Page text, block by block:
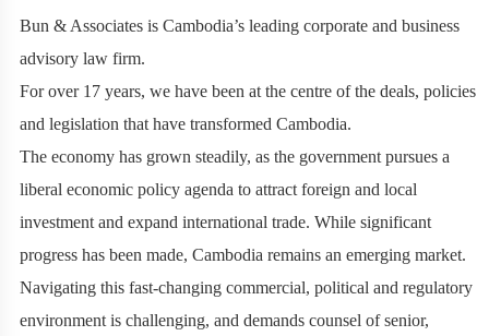
Bun & Associates is Cambodia’s leading corporate and business
advisory law firm.
For over 17 years, we have been at the centre of the deals, policies
and legislation that have transformed Cambodia.
The economy has grown steadily, as the government pursues a
liberal economic policy agenda to attract foreign and local
investment and expand international trade. While significant
progress has been made, Cambodia remains an emerging market.
Navigating this fast-changing commercial, political and regulatory
environment is challenging, and demands counsel of senior,